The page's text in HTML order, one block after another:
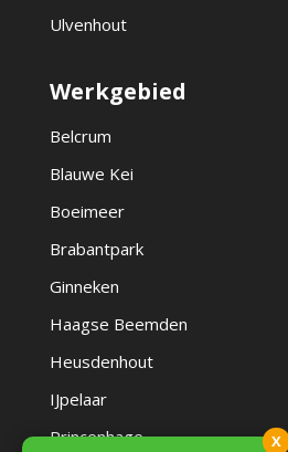
Ulvenhout
Werkgebied
Belcrum
Blauwe Kei
Boeimeer
Brabantpark
Ginneken
Haagse Beemden
Heusdenhout
IJpelaar
Princenhage
X